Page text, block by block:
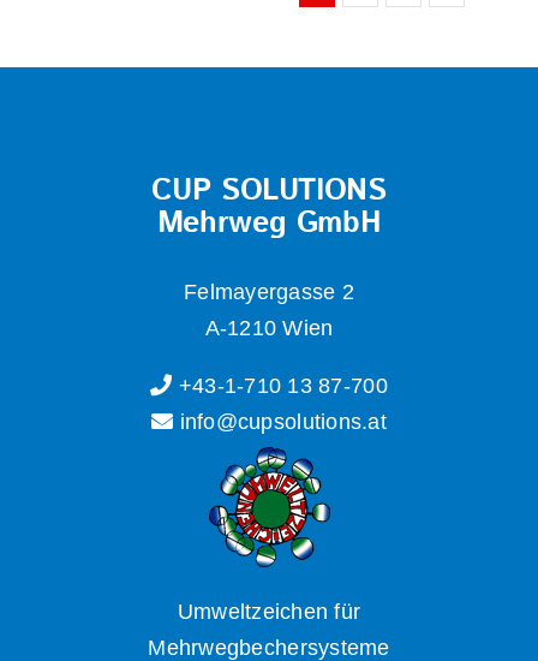
CUP SOLUTIONS
Mehrweg GmbH
Felmayergasse 2
A-1210 Wien
+43-1-710 13 87-700
info@cupsolutions.at
Umweltzeichen für
Mehrwegbechersysteme